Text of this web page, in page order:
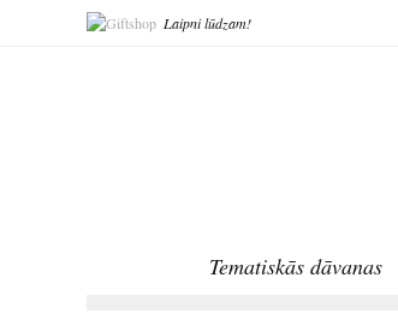
Laipni lūdzam!
Tematiskās dāvanas